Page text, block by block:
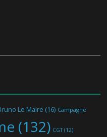
Le Maire (16) Campagne
(132) CGT(12)